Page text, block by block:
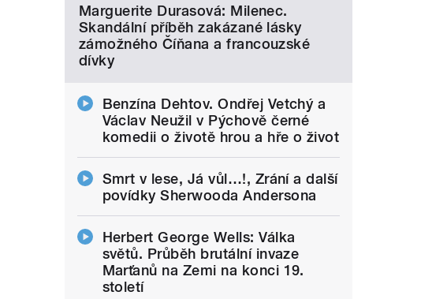
Marguerite Durasová: Milenec.
Skandální příběh zakázané lásky
zámožného Číňana a francouzské
dívky
Benzína Dehtov. Ondřej Vetchý a
Václav Neužil v Pýchově černé
komedii o životě hrou a hře o život
Smrt v lese, Já vůl…!, Zrání a další
povídky Sherwooda Andersona
Herbert George Wells: Válka
světů. Průběh brutální invaze
Marťanů na Zemi na konci 19.
století